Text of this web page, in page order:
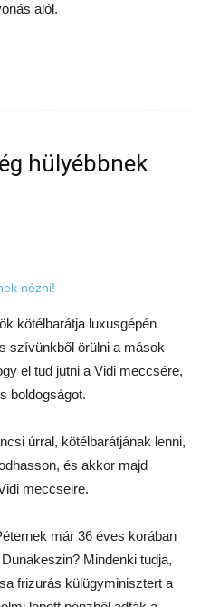
alól.
hülyébbnek
kötélbarátja luxusgépén
szívünkből örülni a mások
el tud jutni a Vidi meccsére,
boldogságot.
úrral, kötélbarátjának lenni,
és akkor majd
meccseire.
már 36 éves korában
Mindenki tudja,
frizurás külügyminisztert a